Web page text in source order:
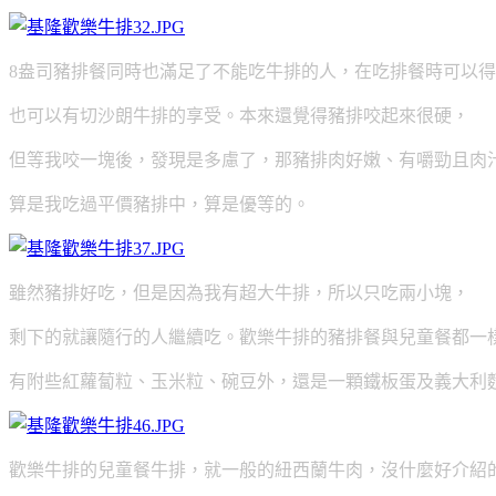
8盎司豬排餐同時也滿足了不能吃牛排的人，在吃排餐時可以
也可以有切沙朗牛排的享受。本來還覺得豬排咬起來很硬，
但等我咬一塊後， 發現是多慮了，那豬排肉好嫩、有嚼勁且肉
算是我吃過平價豬排中，算是優等的。
雖然豬排好吃，但是因為我有超大牛排，所以只吃兩小塊，
剩下的就讓隨行的人繼續吃。歡樂牛排的豬排餐與兒童餐都一
有附些紅蘿蔔粒、玉米粒、碗豆外，還是一顆鐵板蛋及義大利
歡樂牛排的兒童餐牛排，就一般的紐西蘭牛肉，沒什麼好介紹